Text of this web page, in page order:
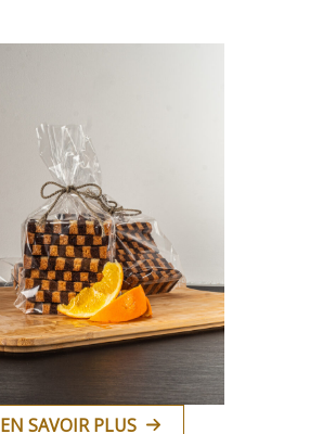
EN SAVOIR PLUS